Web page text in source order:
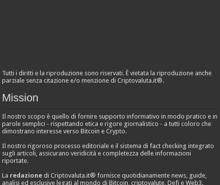
Tutti i diritti e la riproduzione sono riservati. È vietata la riproduzione anche
parziale senza citazione e/o menzione di Criptovaluta.it®.
Mission
Il nostro scopo è quello di fornire supporto informativo in modo pratico e in
parole semplici - rispettando etica e rigore giornalistico - a tutti coloro che
dimostrano interesse verso Bitcoin e Crypto.
Il nostro rigoroso processo editoriale e il sistema di fact checking integrato
sugli articoli, assicurano veridicità e completezza delle informazioni
riportate.
La redazione di Criptovaluta.it® fornisce quotidianamente news, guide,
analisi ed esclusive legati al mondo di Bitcoin, criptovalute, Defi e Web3.